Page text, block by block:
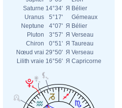
Saturne 14°34' Я Bélier
Uranus
5°17'
Gémeaux
Neptune
4°07' Я Bélier
Pluton
3°57' Я Verseau
Chiron
0°51' Я Taureau
Nœud vrai 29°50' Я Verseau
Lilith vraie 16°56' Я Capricorne